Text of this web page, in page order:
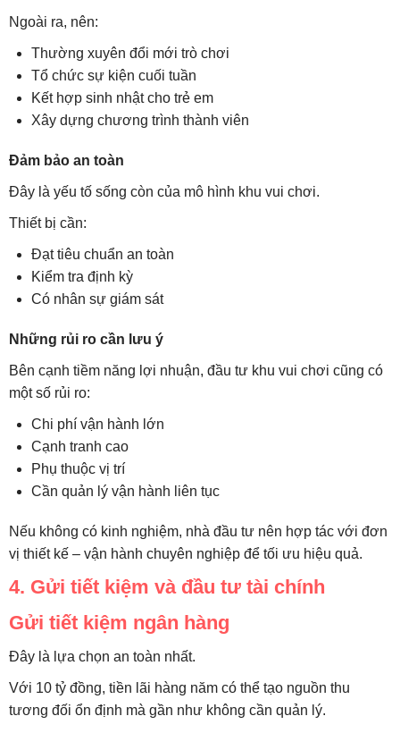
Ngoài ra, nên:
Thường xuyên đổi mới trò chơi
Tổ chức sự kiện cuối tuần
Kết hợp sinh nhật cho trẻ em
Xây dựng chương trình thành viên
Đảm bảo an toàn
Đây là yếu tố sống còn của mô hình khu vui chơi.
Thiết bị cần:
Đạt tiêu chuẩn an toàn
Kiểm tra định kỳ
Có nhân sự giám sát
Những rủi ro cần lưu ý
Bên cạnh tiềm năng lợi nhuận, đầu tư khu vui chơi cũng có
một số rủi ro:
Chi phí vận hành lớn
Cạnh tranh cao
Phụ thuộc vị trí
Cần quản lý vận hành liên tục
Nếu không có kinh nghiệm, nhà đầu tư nên hợp tác với đơn
vị thiết kế – vận hành chuyên nghiệp để tối ưu hiệu quả.
4. Gửi tiết kiệm và đầu tư tài chính
Gửi tiết kiệm ngân hàng
Đây là lựa chọn an toàn nhất.
Với 10 tỷ đồng, tiền lãi hàng năm có thể tạo nguồn thu
tương đối ổn định mà gần như không cần quản lý.